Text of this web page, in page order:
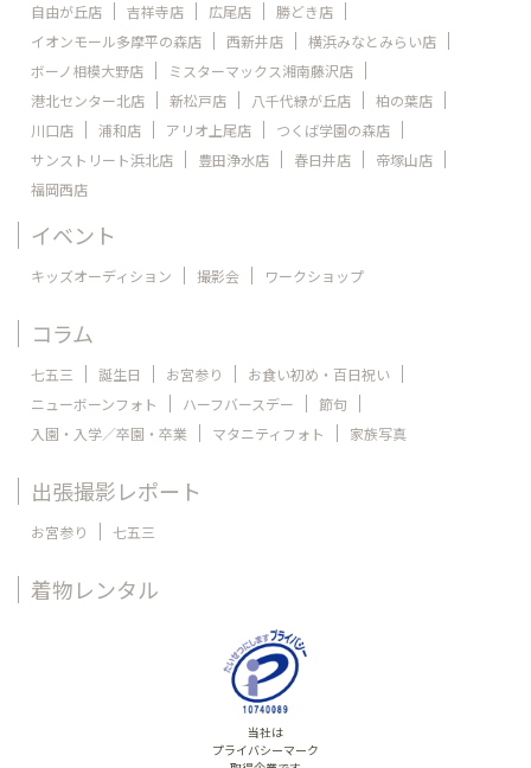
自由が丘店 吉祥寺店 広尾店
勝どき店
イオンモール多摩平の森店
西新井店
横浜みなとみらい店
ボーノ相模大野店
ミスターマックス湘南藤沢店
港北センター北店
新松戸店 八千代緑が丘店
柏の葉店
川口店
浦和店 アリオ上尾店
つくば学園の森店
サンストリート浜北店
豊田浄水店 春日井店
帝塚山店
福岡西店
イベント
キッズオーディション 撮影会 ワークショップ
コラム
七五三 誕生日 お宮参り
お食い初め・百日祝い
ニューボーンフォト
ハーフバースデー
節句
入園・入学／卒園・卒業
マタニティフォト 家族写真
出張撮影レポート
お宮参り 七五三
着物レンタル
当社は
プライバシーマーク